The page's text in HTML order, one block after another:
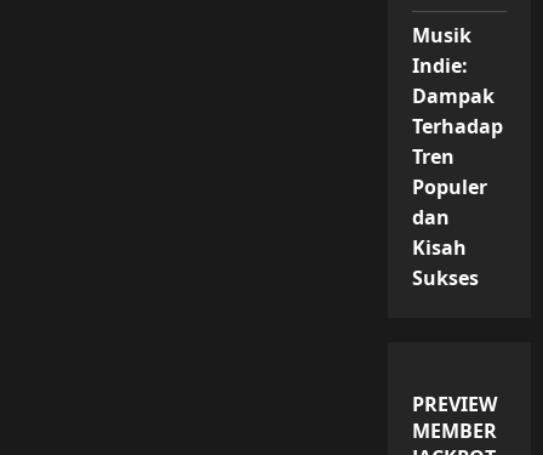
Musik
Indie:
Dampak
Terhadap
Tren
Populer
dan
Kisah
Sukses
PREVIEW
MEMBER